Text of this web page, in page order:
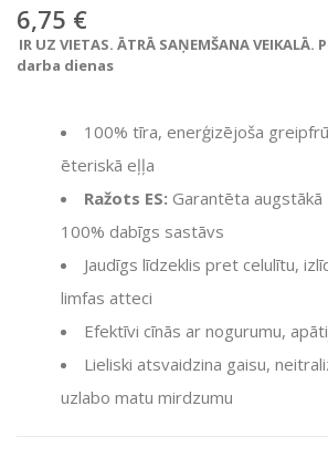
6,75 €
IR UZ VIETAS. ĀTRĀ SAŅEMŠANA
darba dienas
100% tīra, enerģizējoša
ēteriskā eļļa
Ražots ES: Garantēta
100% dabīgs sastāvs
Jaudīgs līdzeklis pret celulītu,
limfas atteci
Efektīvi cīnās ar nogurumu,
Lieliski atsvaidzina gaisu,
uzlabo matu mirdzumu